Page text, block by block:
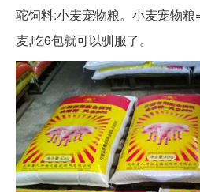
驼饲料:小麦宠物粮。小麦宠物
麦,吃6包就可以驯服了。